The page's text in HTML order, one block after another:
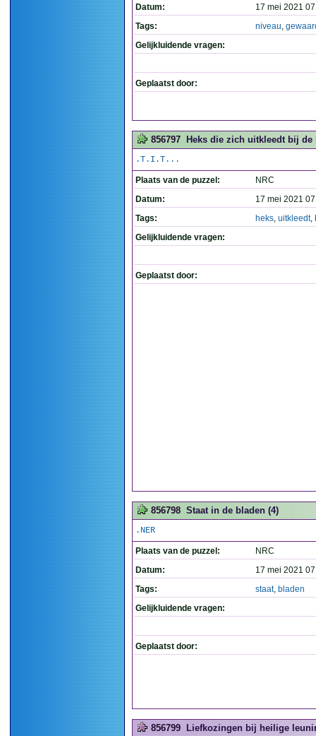
Datum:
17 mei 2021
Tags:
niveau,
Gelijkluidende vragen:
Geplaatst door:
856797 Heks die zich uitkleedt bij de
.T.I.T...
Plaats van de puzzel:
NRC
Datum:
17 mei 2021
Tags:
heks, uitkleedt,
Gelijkluidende vragen:
Geplaatst door:
856798 Staat in de bladen (4)
.NER
Plaats van de puzzel:
NRC
Datum:
17 mei 2021
Tags:
staat, bladen
Gelijkluidende vragen:
Geplaatst door:
856799 Liefkozingen bij heilige